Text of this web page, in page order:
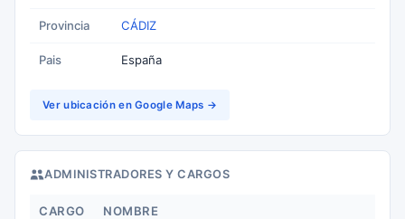
Provincia CÁDIZ
Pais España
Ver ubicación en Google Maps →
ADMINISTRADORES Y CARGOS
CARGO NOMBRE